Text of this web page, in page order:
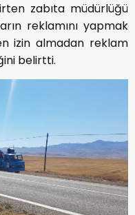
zabıta müdürlüğü
reklamını yapmak
izin almadan reklam
belirtti.